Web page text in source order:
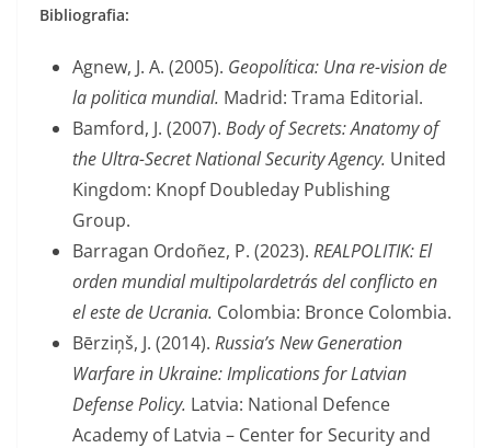
Bibliografia:
Agnew, J. A. (2005). Geopolítica: Una re-vision de
la politica mundial. Madrid: Trama Editorial.
Bamford, J. (2007). Body of Secrets: Anatomy of
the Ultra-Secret National Security Agency. United
Kingdom: Knopf Doubleday Publishing
Group.
Barragan Ordoñez, P. (2023). REALPOLITIK: El
orden mundial multipolardetrás del conflicto en
el este de Ucrania. Colombia: Bronce Colombia.
Bērziņš, J. (2014). Russia’s New Generation
Warfare in Ukraine: Implications for Latvian
Defense Policy. Latvia: National Defence
Academy of Latvia – Center for Security and